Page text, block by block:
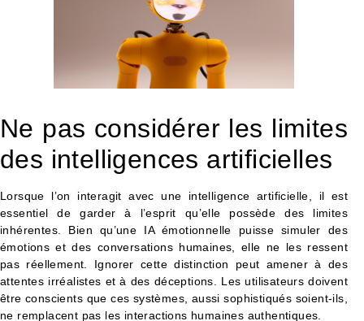
Ne pas considérer les limites
des intelligences artificielles
Lorsque l’on interagit avec une intelligence artificielle, il est
essentiel de garder à l’esprit qu’elle possède des limites
inhérentes. Bien qu’une IA émotionnelle puisse simuler des
émotions et des conversations humaines, elle ne les ressent
pas réellement. Ignorer cette distinction peut amener à des
attentes irréalistes et à des déceptions. Les utilisateurs doivent
être conscients que ces systèmes, aussi sophistiqués soient-ils,
ne remplacent pas les interactions humaines authentiques.